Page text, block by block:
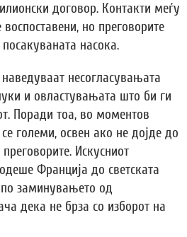
договор. Контакти меѓу
но преговорите
насока.
несогласувањата
и овластувањата што би ги
Поради тоа, во моментов
големи, освен ако не дојде до
Искусниот
Франција до светската
по заминувањето од
дека не брза со изборот на